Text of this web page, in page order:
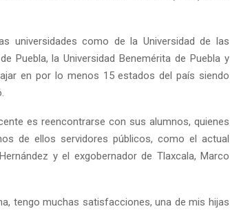
universidades como de la Universidad de las
Puebla, la Universidad Benemérita de Puebla y
en por lo menos 15 estados del país siendo
es reencontrarse con sus alumnos, quienes
de ellos servidores públicos, como el actual
y el exgobernador de Tlaxcala, Marco
tengo muchas satisfacciones, una de mis hijas